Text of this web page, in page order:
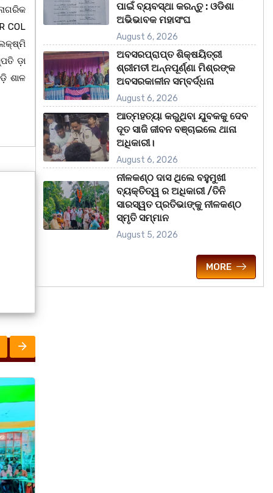
COL
ଡ଼ା
ଶାଳ
ପାଇଁ ବ୍ୟବସ୍ଥା କରନ୍ତୁ : ଓଡିଶା
ଅଭିଭାବକ ମହାସଂଘ
August 6, 2026
ଅବସରପ୍ରାପ୍ତ ଶିକ୍ଷୟିତ୍ରୀ
ଶ୍ରୀମତୀ ଅନ୍ନପୂର୍ଣ୍ଣା ମିଶ୍ରଙ୍କ
ଅବସରକାଳୀନ ସମ୍ବର୍ଦ୍ଧନା
August 6, 2026
ଆତ୍ମହତ୍ୟା କରୁଥିବା ଯୁବକକୁ ଦେବ
ଦୂତ ସାଜି ଜୀବନ ବଞ୍ଚାଇଲେ ଥାନା
ଅଧିକାରୀ।
August 6, 2026
ନୀଳକଣ୍ଠ ଦାସ ଥିଲେ ବହୁମୁଖୀ
ବ୍ୟକ୍ତିତ୍ୱ ର ଅଧିକାରୀ /ତିନି
ସାରସ୍ୱତ ପ୍ରତିଭାଙ୍କୁ ନୀଳକଣ୍ଠ
ସ୍ମୃତି ସମ୍ମାନ
August 5, 2026
MORE